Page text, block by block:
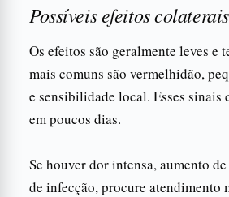
Possíveis efeitos colaterais
Os efeitos são geralmente leves e
mais comuns são vermelhidão,
e sensibilidade local. Esses sinais
em poucos dias.
Se houver dor intensa, aumento
de infecção, procure atendimento